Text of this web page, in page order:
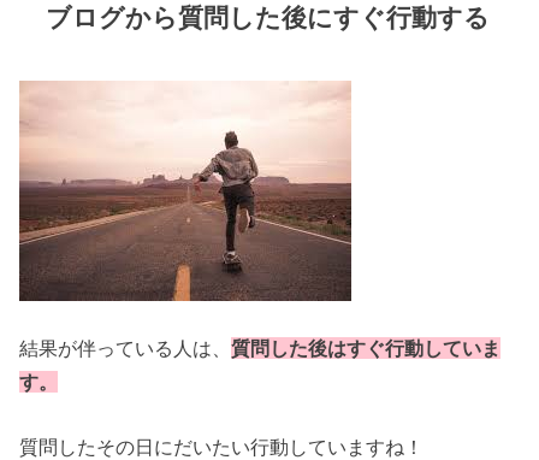
ブログから質問した後にすぐ行動する
結果が伴っている人は、質問した後はすぐ行動していま
す。
質問したその日にだいたい行動していますね！